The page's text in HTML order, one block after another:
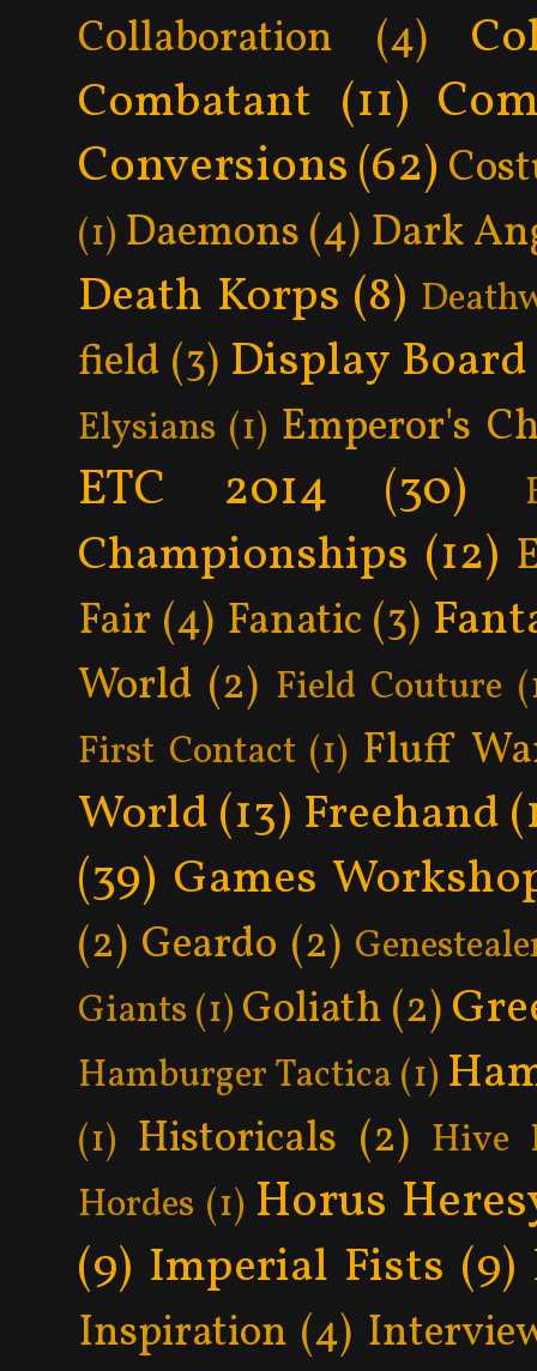
Collaboration (4)
Combatant (11)
Conversions(62)
(1) Daemons (4) Dark
Death Korps (8)
field (3) Display Board
Elysians (1) Emperor's
ETC 2014 (30)
Championships (12)
Fair (4) Fanatic (3)
World (2) Field Couture
First Contact (1) Fluff
World (13) Freehand
(39) Games
(2) Geardo (2)
Giants (1) Goliath (2)
Hamburger Tactica (1)
(1) Historicals (2) Hive
Hordes (1) Horus
(9) Imperial Fists (9)
Inspiration (4)